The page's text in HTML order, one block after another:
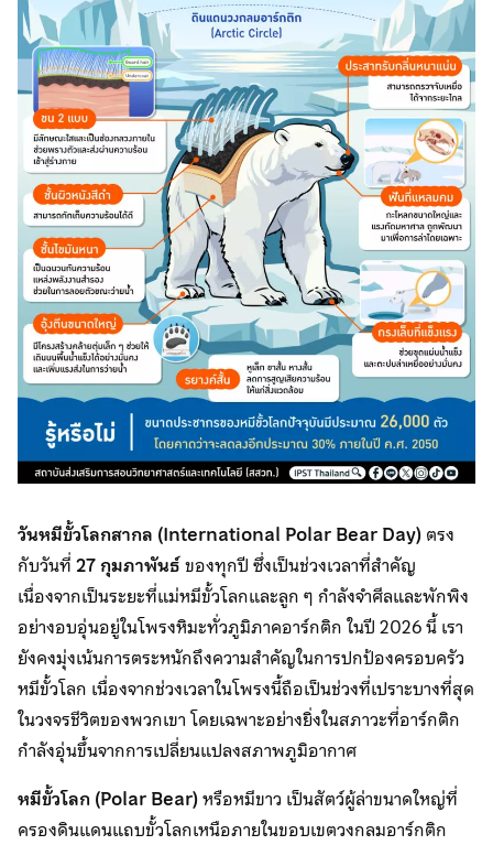
วันหมีขั้วโลกสากล (International Polar Bear Day)ตรง
กับวันที่27 กุมภาพันธ์ของทุกปี ซึ่งเป็นช่วงเวลาที่สำคัญ
เนื่องจากเป็นระยะที่แม่หมีขั้วโลกและลูก ๆ กำลังจำศีลและพักพิง
อย่างอบอุ่นอยู่ในโพรงหิมะทั่วภูมิภาคอาร์กติก ในปี 2026 นี้ เรา
ยังคงมุ่งเน้นการตระหนักถึงความสำคัญในการปกป้องครอบครัว
หมีขั้วโลก เนื่องจากช่วงเวลาในโพรงนี้ถือเป็นช่วงที่เปราะบางที่สุด
ในวงจรชีวิตของพวกเขา โดยเฉพาะอย่างยิ่งในสภาวะที่อาร์กติก
กำลังอุ่นขึ้นจากการเปลี่ยนแปลงสภาพภูมิอากาศ
หมีขั้วโลก (Polar Bear)หรือหมีขาว เป็นสัตว์ผู้ล่าขนาดใหญ่ที่
ครองดินแดนแถบขั้วโลกเหนือภายในขอบเขตวงกลมอาร์กติก